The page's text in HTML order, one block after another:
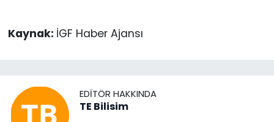
Kaynak: İGF Haber Ajansı
EDITÖR HAKKINDA
TE Bilisim